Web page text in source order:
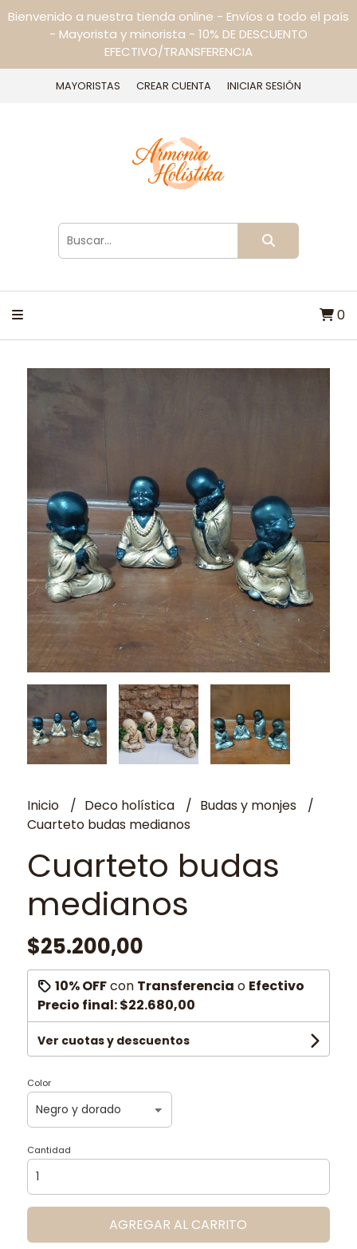
Bienvenido a nuestra tienda online - Envíos a todo el país
- Mayorista y minorista - 10% DE DESCUENTO
EFECTIVO/TRANSFERENCIA
MAYORISTAS CREAR CUENTA INICIAR SESIÓN
0
Inicio Deco holística
Budas y monjes
Cuarteto budas medianos
Cuarteto budas
medianos
$25.200,00
10% OFFcon Transferencia o Efectivo
Precio final:$22.680,00
Ver cuotas y descuentos
Color
Cantidad
AGREGAR AL CARRITO